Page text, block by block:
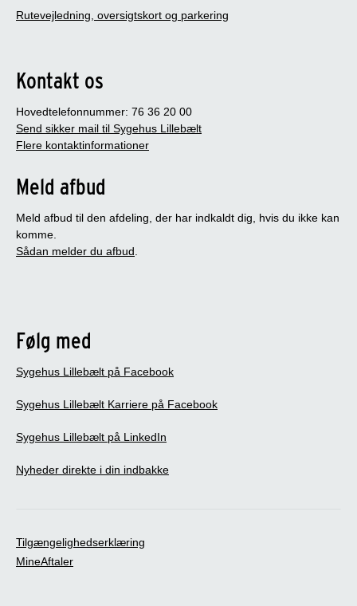
Rutevejledning, oversigtskort og parkering
Kontakt os
Hovedtelefonnummer: 76 36 20 00
Send sikker mail til Sygehus Lillebælt
Flere kontaktinformationer
Meld afbud
Meld afbud til den afdeling, der har indkaldt dig, hvis du ikke kan
komme.
Sådan melder du afbud.
Følg med
Sygehus Lillebælt på Facebook
Sygehus Lillebælt Karriere på Facebook
Sygehus Lillebælt på LinkedIn
Nyheder direkte i din indbakke
Tilgængelighedserklæring
MineAftaler